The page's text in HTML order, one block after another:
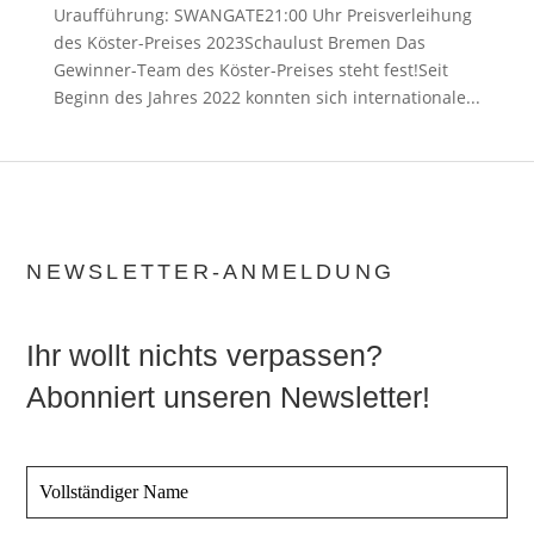
Uraufführung: SWANGATE21:00 Uhr Preisverleihung
des Köster-Preises 2023Schaulust Bremen Das
Gewinner-Team des Köster-Preises steht fest!Seit
Beginn des Jahres 2022 konnten sich internationale...
NEWSLETTER-ANMELDUNG
Ihr wollt nichts verpassen?
Abonniert unseren Newsletter!